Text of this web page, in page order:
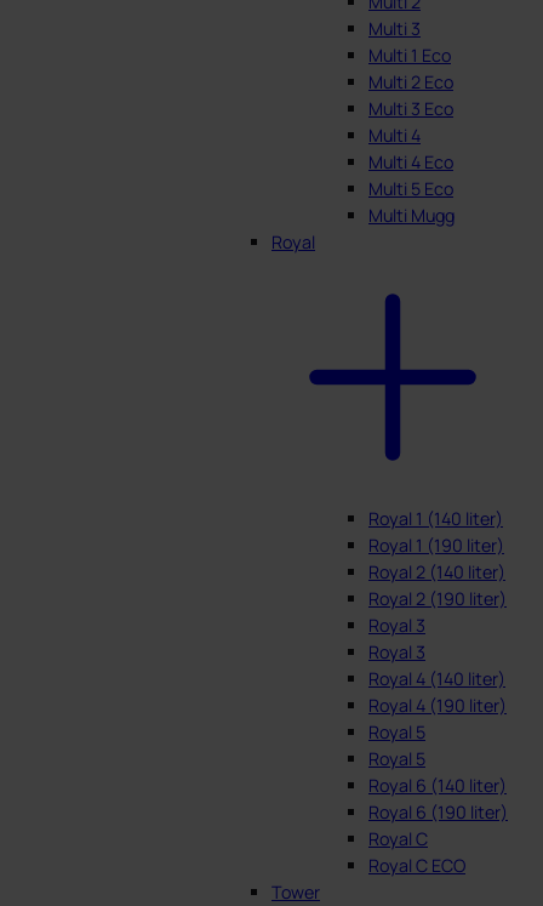
Multi 3
Multi 1 Eco
Multi 2 Eco
Multi 3 Eco
Multi 4
Multi 4 Eco
Multi 5 Eco
Multi Mugg
Royal
Royal 1 (140 liter)
Royal 1 (190 liter)
Royal 2 (140 liter)
Royal 2 (190 liter)
Royal 3
Royal 3
Royal 4 (140 liter)
Royal 4 (190 liter)
Royal 5
Royal 5
Royal 6 (140 liter)
Royal 6 (190 liter)
Royal C
Royal C ECO
Tower